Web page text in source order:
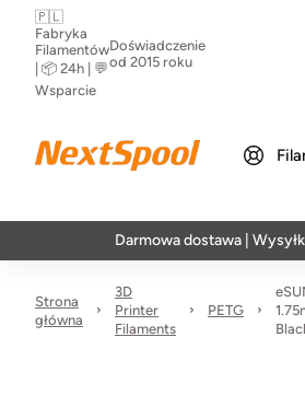
🇵🇱
Fabryka
Filamentów
| 📦 24h | 💬
Wsparcie
Doświadczenie
od 2015 roku
Darmowa dostawa | Wysyłka z
Strona
główna
3D
Printer
Filaments
PETG